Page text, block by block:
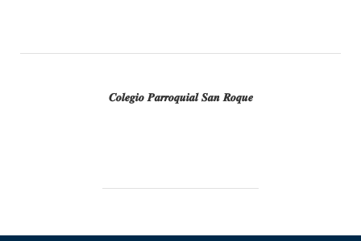
𝑪𝒐𝒍𝒆𝒈𝒊𝒐 𝑷𝒂𝒓𝒓𝒐𝒒𝒖𝒊𝒂𝒍 𝑺𝒂𝒏 𝑹𝒐𝒒𝒖𝒆